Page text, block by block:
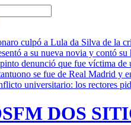
culpó a Lula da Silva de la
a su nueva novia y contó
denunció que fue víctima
se fue de Real Madrid y
universitario: los rectores
FM DOS